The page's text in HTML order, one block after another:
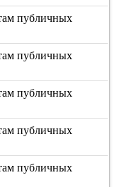
публичных
публичных
публичных
публичных
публичных